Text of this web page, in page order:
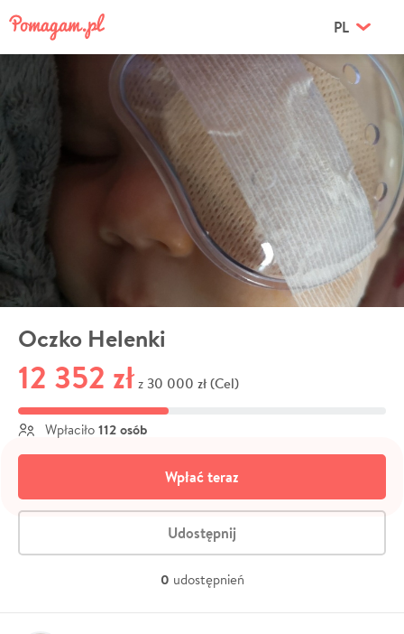
PL
Oczko Helenki
12 352 zł z 30 000 zł (Cel)
Wpłaciło 112 osób
Wpłać teraz
Udostępnij
0 udostępnień